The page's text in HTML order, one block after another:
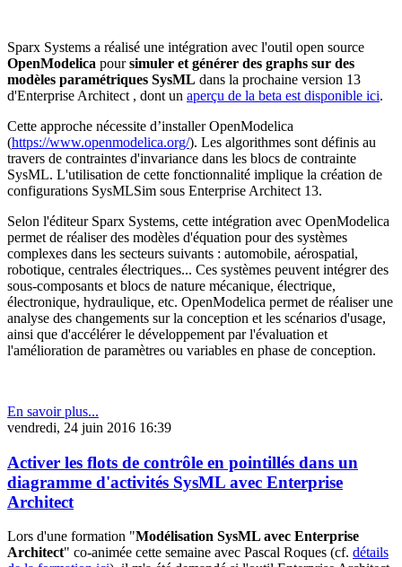
Sparx Systems a réalisé une intégration avec l'outil open source
OpenModelica poursimuler et générer des graphs sur des
modèles paramétriques SysML dans la prochaine version 13
d'Enterprise Architect , dont un aperçu de la beta est disponible ici.
Cette approche nécessite d’installer OpenModelica
(https://www.openmodelica.org/). Les algorithmes sont définis au
travers de contraintes d'invariance dans les blocs de contrainte
SysML. L'utilisation de cette fonctionnalité implique la création de
configurations SysMLSim sous Enterprise Architect 13.
Selon l'éditeur Sparx Systems, cette intégration avec OpenModelica
permet de réaliser des modèles d'équation pour des systèmes
complexes dans les secteurs suivants : automobile, aérospatial,
robotique, centrales électriques... Ces systèmes peuvent intégrer des
sous-composants et blocs de nature mécanique, électrique,
électronique, hydraulique, etc. OpenModelica permet de réaliser une
analyse des changements sur la conception et les scénarios d'usage,
ainsi que d'accélérer le développement par l'évaluation et
l'amélioration de paramètres ou variables en phase de conception.
En savoir plus...
vendredi, 24 juin 2016 16:39
Activer les flots de contrôle en pointillés dans un
diagramme d'activités SysML avec Enterprise
Architect
Lors d'une formation "Modélisation SysML avec Enterprise
Architect" co-animée cette semaine avec Pascal Roques (cf. détails